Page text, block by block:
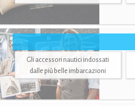
Gli accessori nautici indossati
dalle più belle imbarcazioni